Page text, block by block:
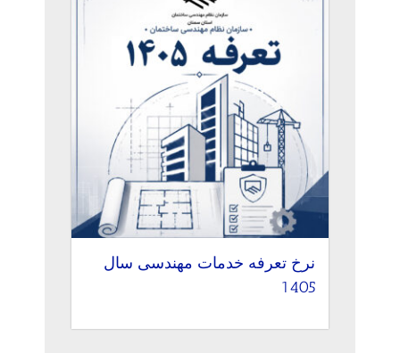
نرخ تعرفه خدمات مهندسی سال
1405